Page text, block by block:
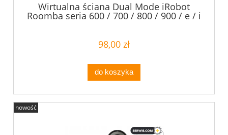
Wirtualna ściana Dual Mode iRobot
Roomba seria 600 / 700 / 800 / 900 / e / i
98,00 zł
do koszyka
nowość